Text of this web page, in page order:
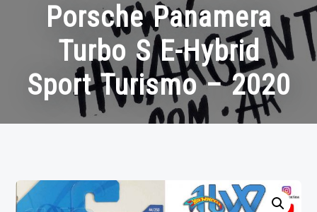
Porsche Panamera
Turbo S E-Hybrid
Sport Turismo – 2020